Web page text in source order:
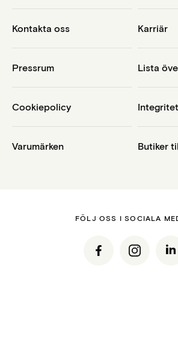
Kontakta oss Karriär
Pressrum Lista
Cookiepolicy
Varumärken Butiker
FÖLJ OSS I SOCIALA